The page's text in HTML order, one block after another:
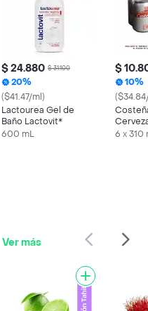
$ 24.880 $ 31.100
20%
($41.47/ml)
Lactourea Gel de
Baño Lactovit*
600 mL
$
10%
6 x 310
Ver más